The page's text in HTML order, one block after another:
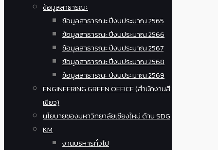
ข้อมูลสาธารณะ
ข้อมูลสาธารณะ ปีงบประมาณ 2565
ข้อมูลสาธารณะ ปีงบประมาณ 2566
ข้อมูลสาธารณะ ปีงบประมาณ 2567
ข้อมูลสาธารณะ ปีงบประมาณ 2568
ข้อมูลสาธารณะ ปีงบประมาณ 2569
ENGINEERING GREEN OFFICE (สำนักงานสี
เขียว)
นโยบายของมหาวิทยาลัยเชียงใหม่ ด้าน SDG
KM
งานบริหารทั่วไป